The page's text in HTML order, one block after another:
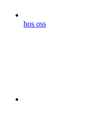
hos oss